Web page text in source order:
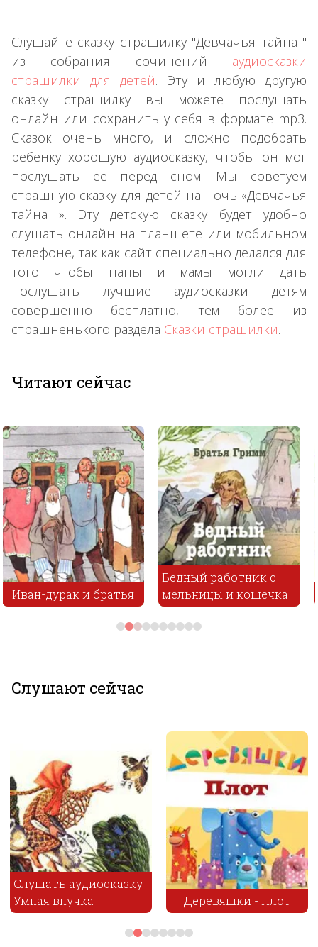
Слушайте сказку страшилку "Девчачья тайна "
из собрания сочинений аудиосказки
страшилки для детей. Эту и любую другую
сказку страшилку вы можете послушать
онлайн или сохранить у себя в формате mp3.
Сказок очень много, и сложно подобрать
ребенку хорошую аудиосказку, чтобы он мог
послушать ее перед сном. Мы советуем
страшную сказку для детей на ночь «Девчачья
тайна ». Эту детскую сказку будет удобно
слушать онлайн на планшете или мобильном
телефоне, так как сайт специально делался для
того чтобы папы и мамы могли дать
послушать лучшие аудиосказки детям
совершенно бесплатно, тем более из
страшненького раздела Сказки страшилки.
Читают сейчас
Бедный работник с
мельницы и кошечка
Волк и волчица
Слушают сейчас
Деревяшки - Плот Кто хозяин